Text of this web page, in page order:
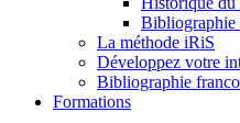
Bibliographie
La méthode iRiS
Développez votre
Bibliographie
Formations